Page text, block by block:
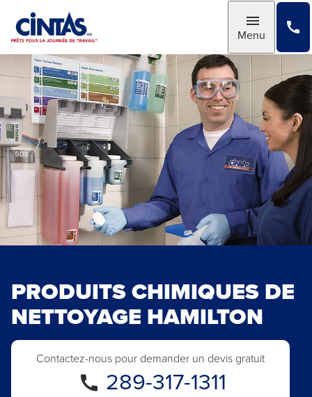
Main
Content
Toggle
Menu
PRODUITS CHIMIQUES DE
NETTOYAGE HAMILTON
Contactez-nous pour demander un devis gratuit
289-317-1311